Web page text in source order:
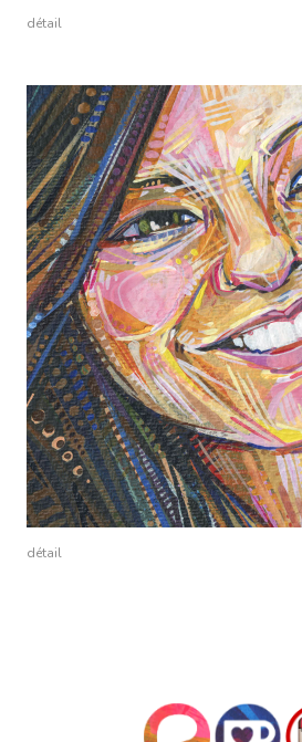
détail
détail